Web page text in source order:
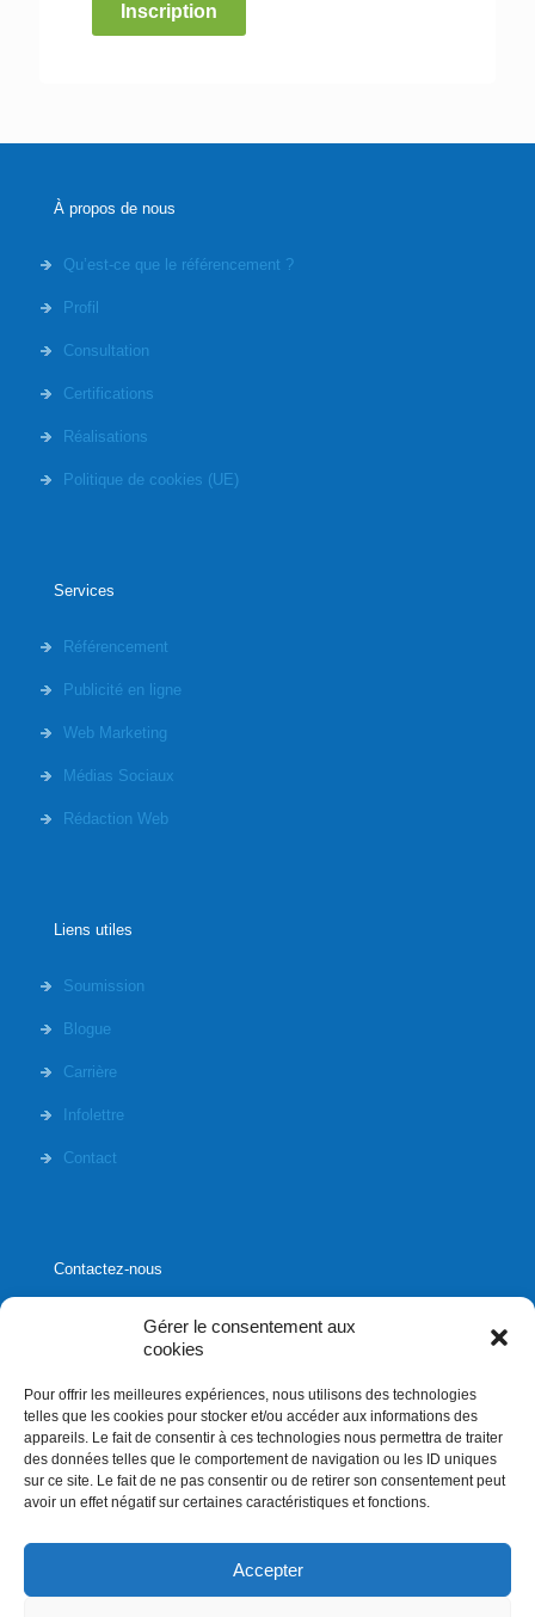
Gérer le consentement aux
cookies
Pour offrir les meilleures expériences, nous utilisons des technologies
telles que les cookies pour stocker et/ou accéder aux informations des
appareils. Le fait de consentir à ces technologies nous permettra de traiter
des données telles que le comportement de navigation ou les ID uniques
sur ce site. Le fait de ne pas consentir ou de retirer son consentement peut
avoir un effet négatif sur certaines caractéristiques et fonctions.
Accepter
Inscription
À propos de nous
Qu’est-ce que le référencement ?
Profil
Consultation
Certifications
Réalisations
Politique de cookies (UE)
Services
Référencement
Publicité en ligne
Web Marketing
Médias Sociaux
Rédaction Web
Liens utiles
Soumission
Blogue
Carrière
Infolettre
Contact
Contactez-nous
1020, rue Bouvier, suite 400,
Québec (Québec) G2K 0K9
info[]affluences.ca
418.684.8881